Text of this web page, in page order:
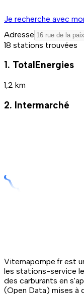
Je recherche avec
Adresse
18 stations trouvées
1. TotalEnergies
1,2 km
2. Intermarché
Vitemapompe.fr est
les stations-service
des carburants en
(Open Data) mises à